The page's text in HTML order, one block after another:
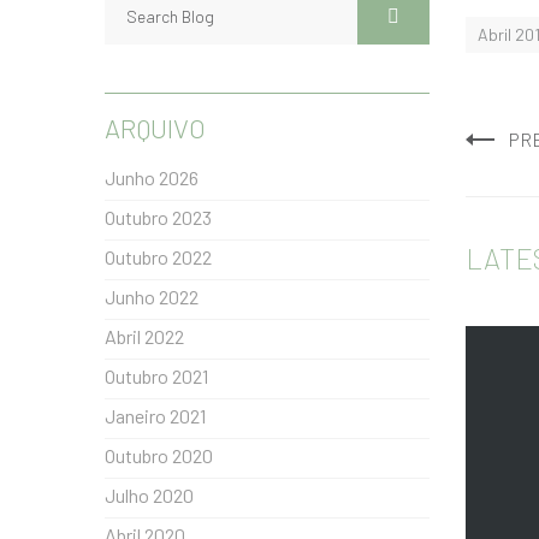
Abril
ARQUIVO
Junho 2026
Outubro 2023
Outubro 2022
Junho 2022
Abril 2022
Outubro 2021
Janeiro 2021
Outubro 2020
Julho 2020